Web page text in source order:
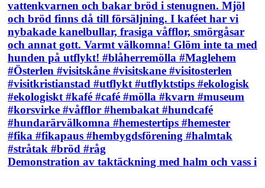
Demonstration av taktäckning med halm och vass i